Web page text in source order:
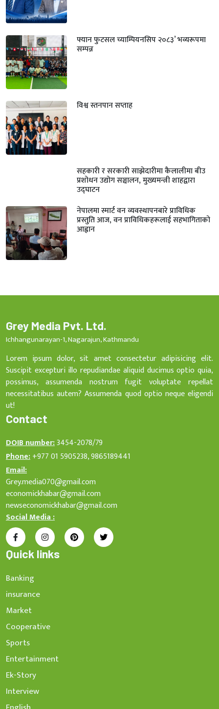
फ्यान फुटसल च्याम्पियनसिप २०८३’ भव्यरूपमा
सम्पन्न
विश्व स्तनपान सप्ताह
सहकारी र सरकारी साझेदारीमा कैलालीमा बीउ
प्रशोधन उद्योग सञ्चालन, मुख्यमन्त्री शाहद्वारा
उद्घाटन
नेपालमा स्मार्ट वन व्यवस्थापनबारे प्राविधिक
प्रस्तुति आज, वन प्राविधिकहरूलाई सहभागिताको
आह्वान
Grey Media Pvt. Ltd.
Ichhangunarayan-1, Nagarajun, Kathmandu
Lorem ipsum dolor, sit amet consectetur adipisicing elit.
Suscipit excepturi illo repudiandae aliquid ducimus optio quia,
possimus, assumenda nostrum fugit voluptate repellat
necessitatibus autem? Assumenda quod optio neque eligendi
ut!
Contact
DOIB number:3454-2078/79
Phone:+977 01 5905238, 9865189441
Email:
Grey.media070@gmail.com
economickhabar@gmail.com
newseconomickhabar@gmail.com
Social Media :
Quick links
Banking
insurance
Market
Cooperative
Sports
Entertainment
Ek-Story
Interview